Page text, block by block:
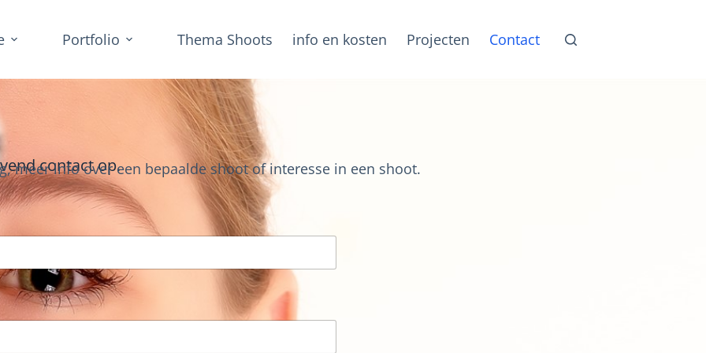
Portfolio Thema Shoots info en kosten Projecten Contact
contact op.
meer info over een bepaalde shoot of interesse in een shoot.